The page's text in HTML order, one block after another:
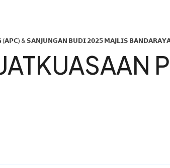
& 𝗦𝗔𝗡𝗝𝗨𝗡𝗚𝗔𝗡 𝗕𝗨𝗗𝗜 𝟮𝟬𝟮𝟱 𝗠𝗔𝗝𝗟𝗜𝗦